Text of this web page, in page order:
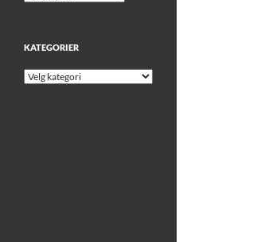
KATEGORIER
Kategorier